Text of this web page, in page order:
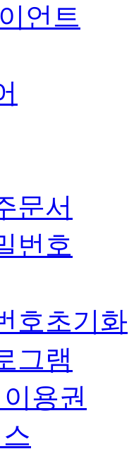
언트
문서
번호
호초기화
그램
용권